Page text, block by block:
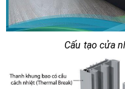
Cấu tạo cửa